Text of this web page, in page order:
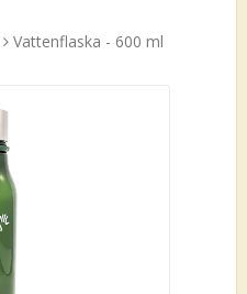
Vattenflaska - 600 ml